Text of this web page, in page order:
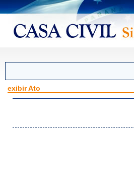
exibir Ato